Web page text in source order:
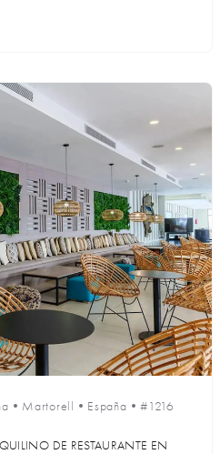
• Martorell • España •#1216
DE RESTAURANTE EN